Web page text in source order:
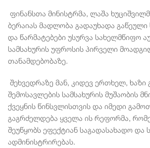
ფინანსთა მინისტრმა, ლაშა
ბერაიას მადლობა გადაუხადა გაწეული
და წარმატებები უსურვა სახელმწიფო
სამსახურის უფროსის პირველი
თანამდებობაზე.
შეხვედრაზე მან, კიდევ ერთხელ, ხაზი
შემოსავლების სამსახურის მუშაობის
ქვეყნის წინსვლისთვის და იმედი
გაგრძელდება ყველა ის რეფორმა,
შეუწყობს ეფექტიან საგადასახადო და
ადმინისტრირებას.